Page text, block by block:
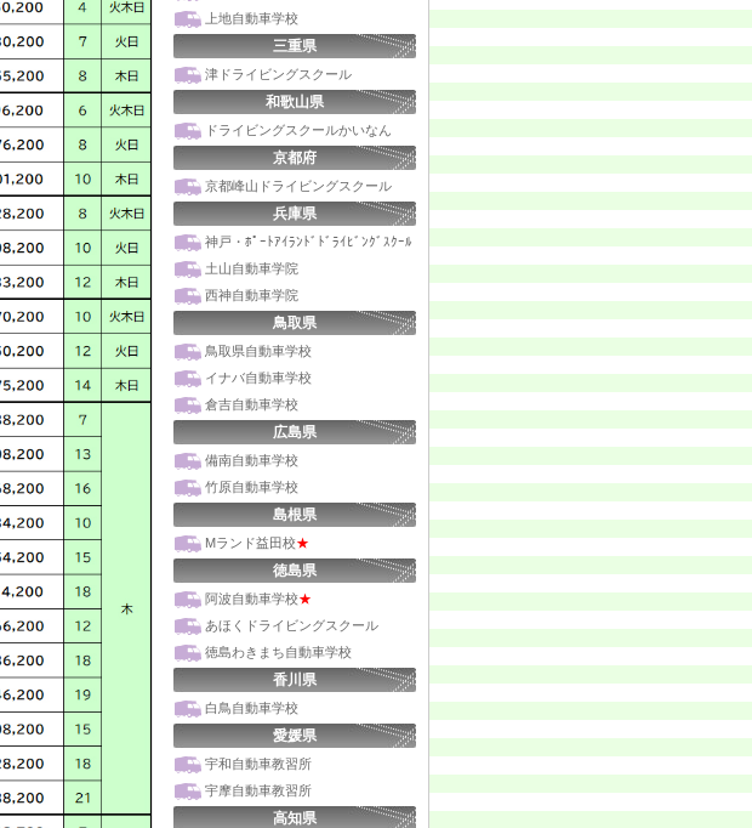
上地自動車学校
三重県
津ドライビングスクール
和歌山県
ドライビングスクールかいなん
京都府
京都峰山ドライビングスクール
兵庫県
神戸・ﾎﾟｰﾄｱｲﾗﾝﾄﾞﾄﾞﾗｲﾋﾞﾝｸﾞｽｸｰﾙ
土山自動車学院
西神自動車学院
鳥取県
鳥取県自動車学校
イナバ自動車学校
倉吉自動車学校
広島県
備南自動車学校
竹原自動車学校
島根県
Mランド益田校★
徳島県
阿波自動車学校★
あほくドライビングスクール
徳島わきまち自動車学校
香川県
白鳥自動車学校
愛媛県
宇和自動車教習所
宇摩自動車教習所
高知県